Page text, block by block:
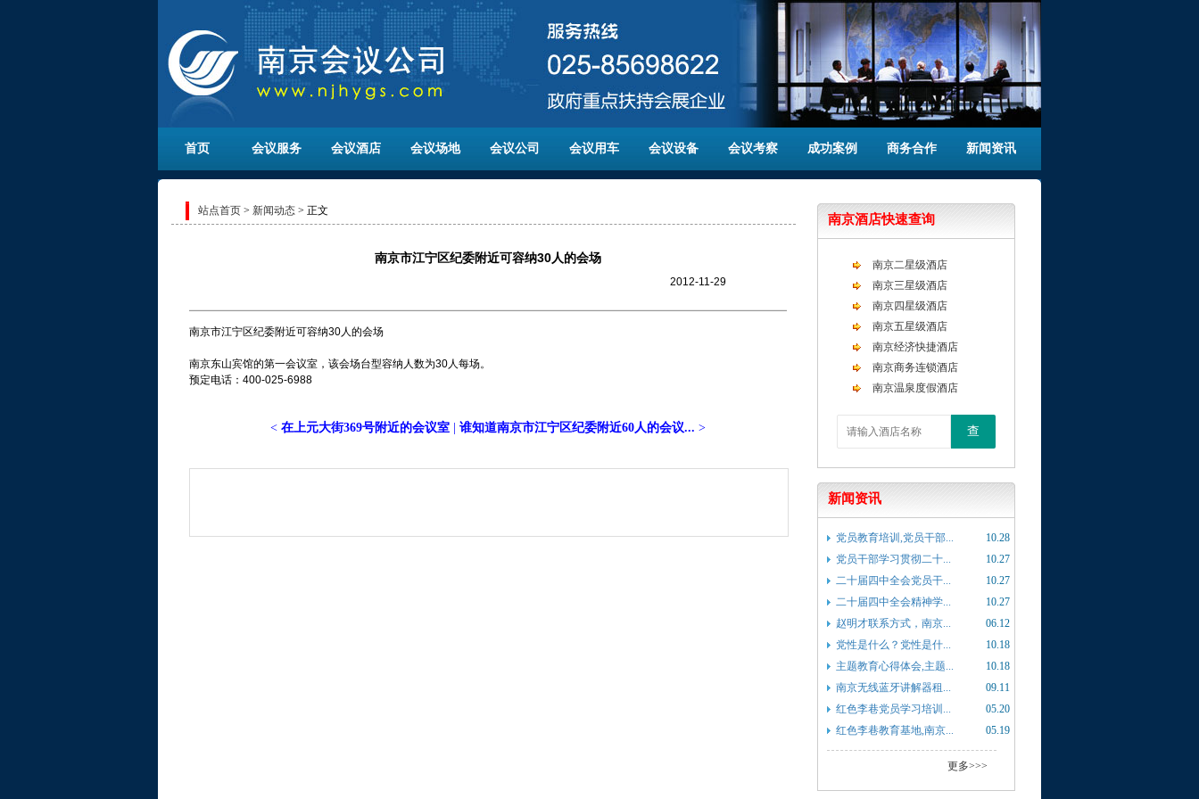
首页 会议服务 会议酒店 会议场地 会议公司 会议用车 会议设备 会议考察 成功案例 商务合作 新闻资讯
站点首页 > 新闻动态 > 正文
南京市江宁区纪委附近可容纳30人的会场
2012-11-29
南京市江宁区纪委附近可容纳30人的会场
南京东山宾馆的第一会议室，该会场台型容纳人数为30人每场。
预定电话：400-025-6988
< 在上元大街369号附近的会议室 谁知道南京市江宁区纪委附近60人的会议... >
南京酒店快速查询
南京二星级酒店
南京三星级酒店
南京四星级酒店
南京五星级酒店
南京经济快捷酒店
南京商务连锁酒店
南京温泉度假酒店
查
新闻资讯
10.28
党员教育培训,党员干部...
10.27
党员干部学习贯彻二十...
10.27
二十届四中全会党员干...
10.27
二十届四中全会精神学...
06.12
赵明才联系方式，南京...
10.18
党性是什么？党性是什...
10.18
主题教育心得体会,主题...
09.11
南京无线蓝牙讲解器租...
05.20
红色李巷党员学习培训...
05.19
红色李巷教育基地,南京...
更多>>>